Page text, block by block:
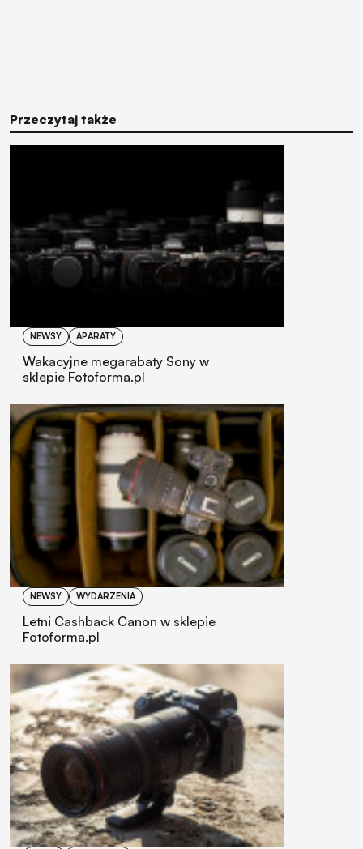
Przeczytaj także
NEWSY APARATY
Wakacyjne megarabaty Sony w
sklepie Fotoforma.pl
NEWSY WYDARZENIA
Letni Cashback Canon w sklepie
Fotoforma.pl